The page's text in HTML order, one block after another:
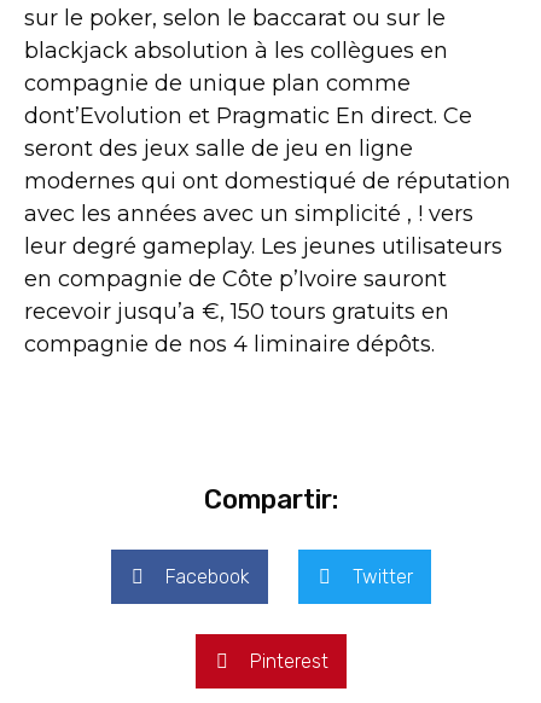
sur le poker, selon le baccarat ou sur le
blackjack absolution à les collègues en
compagnie de unique plan comme
dont’Evolution et Pragmatic En direct. Ce
seront des jeux salle de jeu en ligne
modernes qui ont domestiqué de réputation
avec les années avec un simplicité , ! vers
leur degré gameplay. Les jeunes utilisateurs
en compagnie de Côte p’Ivoire sauront
recevoir jusqu’a €, 150 tours gratuits en
compagnie de nos 4 liminaire dépôts.
Compartir:
Facebook Twitter
Pinterest